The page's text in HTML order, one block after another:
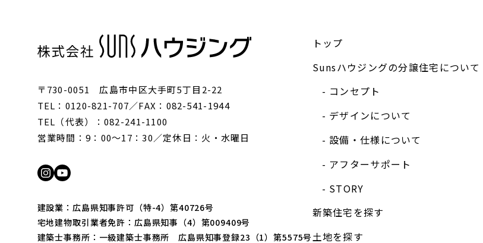
〒730-0051 広島市中区大手町5丁目2-22
TEL：0120-821-707／FAX：082-541-1944
TEL（代表）：082-241-1100
営業時間：9：00〜17：30／定休日：火・水曜日
建設業：広島県知事許可（特-4）第40726号
宅地建物取引業者免許：広島県知事（4）第009409号
建築士事務所：一級建築士事務所 広島県知事登録23（1）第5575号
トップ
Sunsハウジングの分譲住宅について
コンセプト
デザインについて
設備・仕様について
アフターサポート
STORY
新築住宅を探す
土地を探す